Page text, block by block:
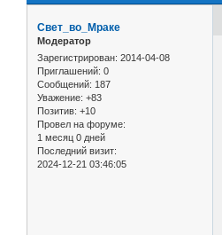
Свет_во_Мраке
Модератор
Зарегистрирован: 2014-04-08
Приглашений: 0
Сообщений: 187
Уважение: +83
Позитив: +10
Провел на форуме:
1 месяц 0 дней
Последний визит:
2024-12-21 03:46:05